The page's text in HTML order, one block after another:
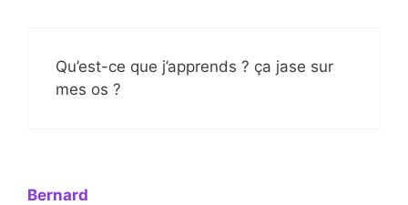
Qu’est-ce que j’apprends ? ça jase sur
mes os ?
Bernard